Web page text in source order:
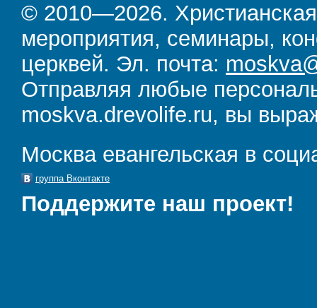
© 2010—2026.
мероприятия, семинары,
церквей. Эл. почта:
Отправляя любые
moskva.drevolife.ru, вы
Москва евангельская в
группа Вконтакте
Поддержите наш проект!